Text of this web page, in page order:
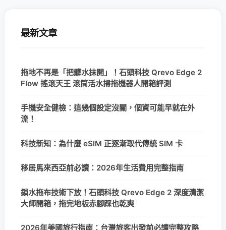
最新文章
拖地不再是「把髒水抹開」！石頭科技 Qrevo Edge 2
Flow 搖滾天王 滾筒活水掃拖機器人開箱評測
手機安全健檢：這幾個設定沒關，個資可能早就在外
流！
科技新知：為什麼 eSIM 正逐漸取代傳統 SIM 卡
移居馬來西亞前必讀：2026年生活費用完整指南
鎖水拖布技術下放！石頭科技 Qrevo Edge 2 深度清潔
大師開箱，拖完地板赤腳踩也乾爽
2026年美國旅行指南：台灣旅客出發前必讀完整攻略